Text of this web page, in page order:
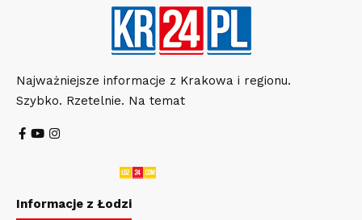
Najważniejsze informacje z Krakowa i regionu.
Szybko. Rzetelnie. Na temat
Informacje z Łodzi